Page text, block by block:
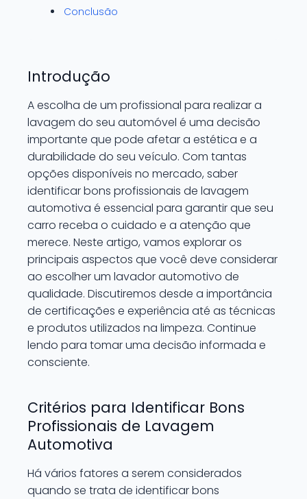
Conclusão
Introdução
A escolha de um profissional para realizar a
lavagem do seu automóvel é uma decisão
importante que pode afetar a estética e a
durabilidade do seu veículo. Com tantas
opções disponíveis no mercado, saber
identificar bons profissionais de lavagem
automotiva é essencial para garantir que seu
carro receba o cuidado e a atenção que
merece. Neste artigo, vamos explorar os
principais aspectos que você deve considerar
ao escolher um lavador automotivo de
qualidade. Discutiremos desde a importância
de certificações e experiência até as técnicas
e produtos utilizados na limpeza. Continue
lendo para tomar uma decisão informada e
consciente.
Critérios para Identificar Bons
Profissionais de Lavagem
Automotiva
Há vários fatores a serem considerados
quando se trata de identificar bons